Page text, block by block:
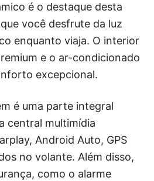
é o destaque desta
você desfrute da luz
enquanto viaja. O interior
e o ar-condicionado
excepcional.
é uma parte integral
central multimídia
Android Auto, GPS
no volante. Além disso,
como o alarme